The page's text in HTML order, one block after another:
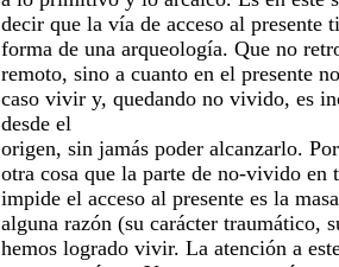
decir que la vía de acceso al presente
forma de una arqueología. Que no
remoto, sino a cuanto en el presente
caso vivir y, quedando no vivido, es
desde el
origen, sin jamás poder alcanzarlo.
otra cosa que la parte de no-vivido
impide el acceso al presente es la
alguna razón (su carácter traumático,
hemos logrado vivir. La atención a